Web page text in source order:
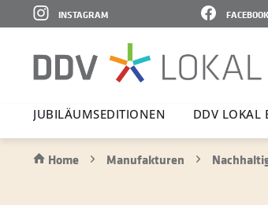
FACEBOOK
INSTAGRAM
JUBI­LÄ­UMS­E­DI­TIONEN DDV LOKAL
Home Manufakturen